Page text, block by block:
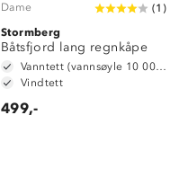
Dame (1 )
Stormberg
Båtsfjord lang regnkåpe
Vanntett (vannsøyle 10 000 mm)
Vindtett
499,-